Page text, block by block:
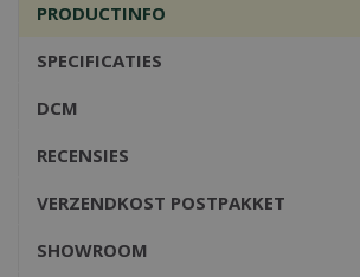
PRODUCTINFO
SPECIFICATIES
DCM
RECENSIES
VERZENDKOST POSTPAKKET
SHOWROOM